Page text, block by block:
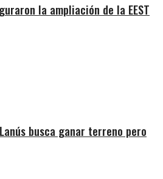
la ampliación de la EEST
busca ganar terreno pero